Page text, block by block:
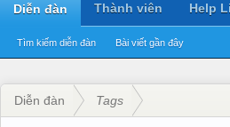
Diễn đàn
Tìm kiếm diễn đàn Bài viết gần đây
Thành viên Help
Diễn đàn Tags